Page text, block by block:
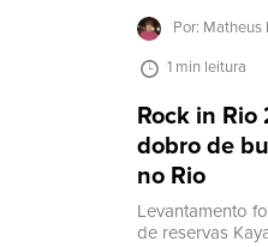
Por: Matheus
1 min leitura
Rock in
dobro de
no Rio
Levantamento
de reservas